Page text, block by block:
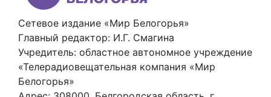
Сетевое издание «Мир Белогорья»
Главный редактор: И.Г. Смагина
Учредитель: областное автономное учреждение
«Телерадиовещательная компания «Мир
Белогорья»